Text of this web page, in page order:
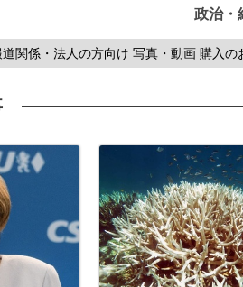
政治・
道関係・法人の方向け 写真・動画 購入の